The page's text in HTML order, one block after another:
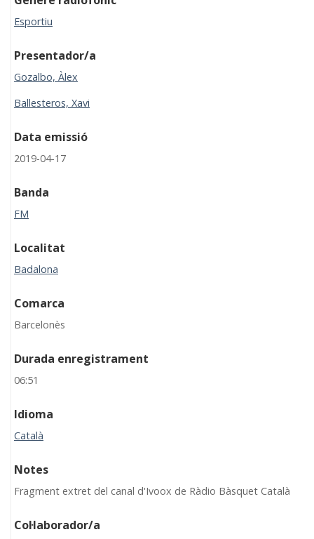
Esportiu
Presentador/a
Gozalbo, Àlex
Ballesteros, Xavi
Data emissió
2019-04-17
Banda
FM
Localitat
Badalona
Comarca
Barcelonès
Durada enregistrament
06:51
Idioma
Català
Notes
Fragment extret del canal d'Ivoox de Ràdio Bàsquet Català
Col·laborador/a